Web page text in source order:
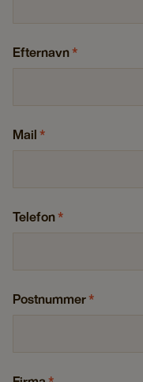
Efternavn*
Mail*
Telefon*
Postnummer*